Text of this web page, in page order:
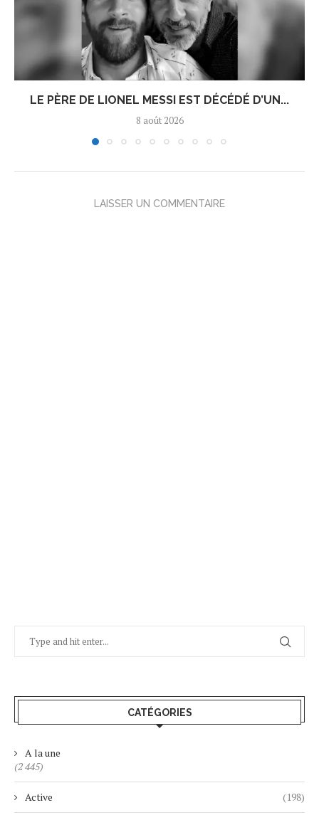
LE PÈRE DE LIONEL MESSI EST DÉCÉDÉ D’UN...
8 août 2026
LAISSER UN COMMENTAIRE
CATÉGORIES
A la une
(2 445)
Active (198)